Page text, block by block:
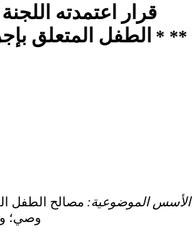
قرار اعتمدته
الطفل المتعلق * **
الأسس الموضوعية: مصالح الطفل
وصي؛